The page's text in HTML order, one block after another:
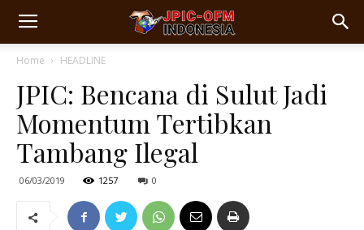
Home HEADLINE
JPIC: Bencana di Sulut Jadi
Momentum Tertibkan
Tambang Ilegal
06/03/2019 1257 0